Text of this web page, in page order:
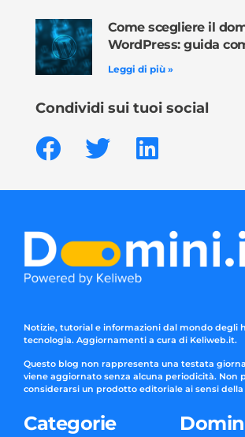
Come scegliere il
WordPress: guida
Leggi di più »
Condividi sui tuoi social
Notizie, tutorial e informazioni dal mondo degli
tecnologia. Aggiornamenti a cura di Keliweb.it.
Questo blog non rappresenta una testata
viene aggiornato senza alcuna periodicità. Non
considerarsi un prodotto editoriale ai sensi della
Categorie